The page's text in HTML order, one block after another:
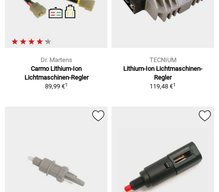
Dr. Martens
Carmo Lithium-Ion
Lichtmaschinen-Regler
89,99 €1
TECNIUM
Lithium-Ion Lichtmaschinen-
Regler
119,48 €1